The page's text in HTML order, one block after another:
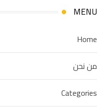
MENU
Home
من نحن
Categories